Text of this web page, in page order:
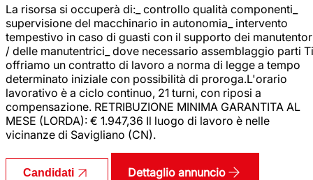
La risorsa si occuperà di:_ controllo qualità componenti_
supervisione del macchinario in autonomia_ intervento
tempestivo in caso di guasti con il supporto dei
/ delle manutentrici_ dove necessario assemblaggio parti Ti
offriamo un contratto di lavoro a norma di legge a tempo
determinato iniziale con possibilità di proroga.L'orario
lavorativo è a ciclo continuo, 21 turni, con riposi a
compensazione. RETRIBUZIONE MINIMA GARANTITA AL
MESE (LORDA): € 1.947,36 Il luogo di lavoro è nelle
vicinanze di Savigliano (CN).
Candidati Dettaglio annuncio